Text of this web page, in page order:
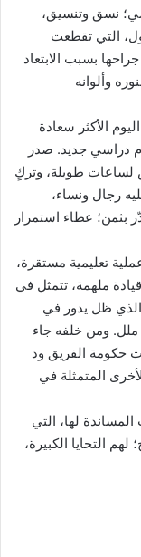
نسق وتنسيق،
التي تقطعت
بسبب الابتعاد
وألوانه
الأكثر سعادة
دراسي جديد. صدر
لساعات طويلة، وتركٍ
رجال ونساء،
بثمن؛ عطاء استمرار
تعليمية مستقرة،
ملهمة، تتمثل في
الذي ظل يدور في
ملل. ومن خلفه جاء
حكومة الفريق ود
المتمثلة في
لها، التي
التحايا الكبيرة،